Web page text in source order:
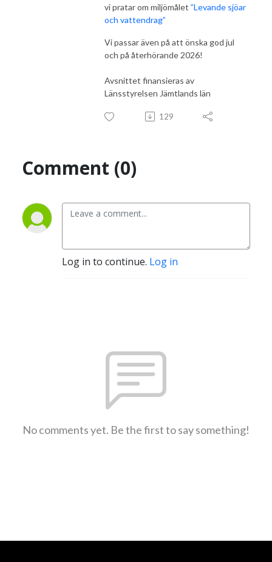
vi pratar om miljömålet ”Levande sjöar
och vattendrag”
Vi passar även på att önska god jul
och på återhörande 2026!
Avsnittet finansieras av
Länsstyrelsen Jämtlands län
129
Comment (0)
Log in to continue. Log in
No comments yet. Be the first to say something!